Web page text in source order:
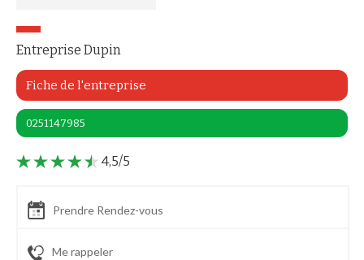
Entreprise Dupin
Fiche de l'entreprise
0251147985
4,5/5
Prendre Rendez-vous
Me rappeler